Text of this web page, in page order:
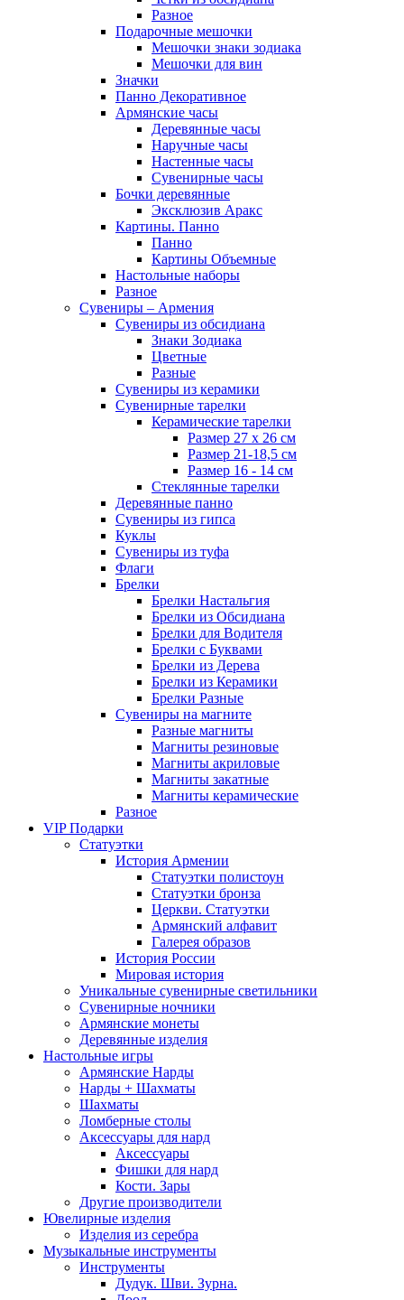
Разное
Подарочные мешочки
Мешочки знаки зодиака
Мешочки для вин
Значки
Панно Декоративное
Армянские часы
Деревянные часы
Наручные часы
Настенные часы
Сувенирные часы
Бочки деревянные
Эксклюзив Аракс
Картины. Панно
Панно
Картины Объемные
Настольные наборы
Разное
Сувениры – Армения
Сувениры из обсидиана
Знаки Зодиака
Цветные
Разные
Сувениры из керамики
Сувенирные тарелки
Керамические тарелки
Размер 27 х 26 см
Размер 21-18,5 см
Размер 16 - 14 см
Стеклянные тарелки
Деревянные панно
Сувениры из гипса
Куклы
Сувениры из туфа
Флаги
Брелки
Брелки Настальгия
Брелки из Обсидиана
Брелки для Водителя
Брелки с Буквами
Брелки из Дерева
Брелки из Керамики
Брелки Разные
Сувениры на магните
Разные магниты
Магниты резиновые
Магниты акриловые
Магниты закатные
Магниты керамические
Разное
VIP Подарки
Статуэтки
История Армении
Статуэтки полистоун
Статуэтки бронза
Церкви. Статуэтки
Армянский алфавит
Галерея образов
История России
Мировая история
Уникальные сувенирные светильники
Сувенирные ночники
Армянские монеты
Деревянные изделия
Настольные игры
Армянские Нарды
Нарды + Шахматы
Шахматы
Ломберные столы
Аксессуары для нард
Аксессуары
Фишки для нард
Кости. Зары
Другие производители
Ювелирные изделия
Изделия из серебра
Музыкальные инструменты
Инструменты
Дудук. Шви. Зурна.